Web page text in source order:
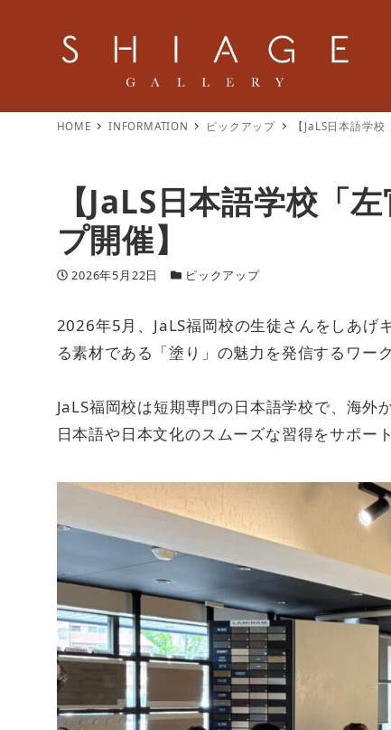
HOME INFORMATION ピックアップ 【JaLS日本語学
【JaLS日本語学校「
プ開催】
投稿日
2026年5月22日 カテゴリー
ピックアップ
2026年5月、JaLS福岡校の生徒さんをしあげ
る素材である「塗り」の魅力を発信するワー
JaLS福岡校は短期専門の日本語学校で、海外
日本語や日本文化のスムーズな習得をサポー